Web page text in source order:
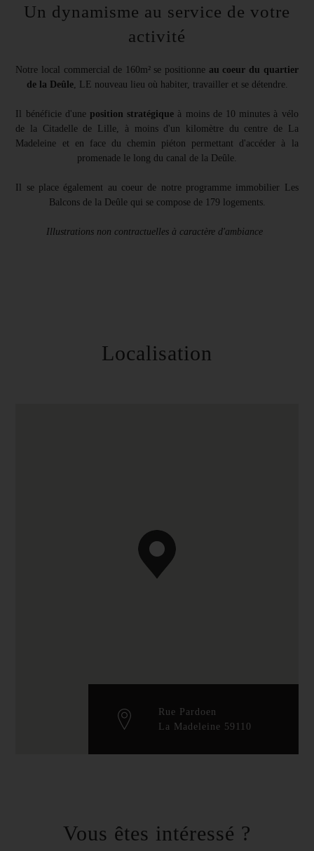
Un dynamisme au service de votre
activité
Notre local commercial de 160m² se positionne au coeur du quartier
de la Deûle, LE nouveau lieu où habiter, travailler et se détendre.
Il bénéficie d'une position stratégique à moins de 10 minutes à vélo
de la Citadelle de Lille, à moins d'un kilomètre du centre de La
Madeleine et en face du chemin piéton permettant d'accéder à la
promenade le long du canal de la Deûle.
Il se place également au coeur de notre programme immobilier Les
Balcons de la Deûle qui se compose de 179 logements.
Illustrations non contractuelles à caractère d'ambiance
Localisation
Rue Pardoen
La Madeleine 59110
Vous êtes intéressé ?